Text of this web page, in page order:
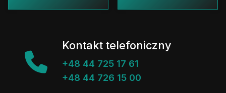
Kontakt telefoniczny
+48 44 725 17 61
+48 44 726 15 00